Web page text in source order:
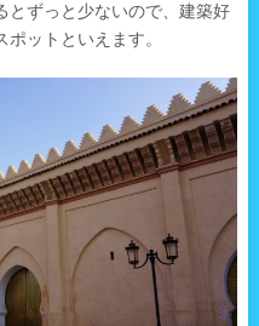
とずっと少ないので、建築好
ットといえます。